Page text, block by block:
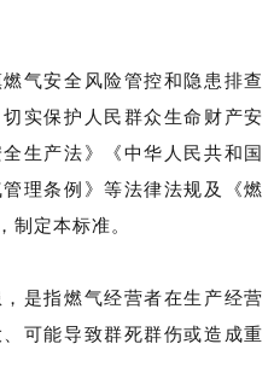
气安全风险管控和隐患排查
实保护人民群众生命财产安
生产法》《中华人民共和国
理条例》等法律法规及《燃
制定本标准。
是指燃气经营者在生产经营
可能导致群死群伤或造成重